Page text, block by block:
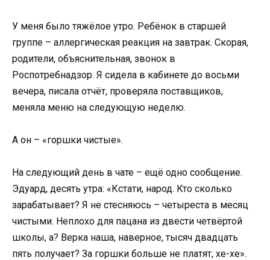
У меня было тяжёлое утро. Ребёнок в старшей
группе – аллергическая реакция на завтрак. Скорая,
родители, объяснительная, звонок в
Роспотребнадзор. Я сидела в кабинете до восьми
вечера, писала отчёт, проверяла поставщиков,
меняла меню на следующую неделю.
А он – «горшки чистые».
На следующий день в чате – ещё одно сообщение.
Эдуард, десять утра: «Кстати, народ. Кто сколько
зарабатывает? Я не стесняюсь – четыреста в месяц
чистыми. Неплохо для пацана из двести четвёртой
школы, а? Верка наша, наверное, тысяч двадцать
пять получает? За горшки больше не платят, хе-хе».